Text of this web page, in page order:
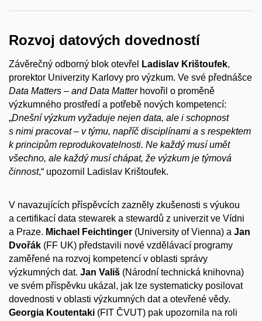
Rozvoj datových dovedností
Závěrečný odborný blok otevřel Ladislav Krištoufek,
prorektor Univerzity Karlovy pro výzkum. Ve své přednášce
Data Matters – and Data Matterhovořil o proměně
výzkumného prostředí a potřebě nových kompetencí:
„Dnešní výzkum vyžaduje nejen data, ale i schopnost
s nimi pracovat – v týmu, napříč disciplínami a s respektem
k principům reprodukovatelnosti. Ne každý musí umět
všechno, ale každý musí chápat, že výzkum je týmová
činnost,“ upozornil Ladislav Krištoufek.
V navazujících příspěvcích zazněly zkušenosti s výukou
a certifikací data stewarek a stewardů z univerzit ve Vídni
a Praze. Michael Feichtinger (University of Vienna) a Jan
Dvořák (FF UK) představili nové vzdělávací programy
zaměřené na rozvoj kompetencí v oblasti správy
výzkumných dat. Jan Vališ (Národní technická knihovna)
ve svém příspěvku ukázal, jak lze systematicky posilovat
dovednosti v oblasti výzkumných dat a otevřené vědy.
Georgia Koutentaki (FIT ČVUT) pak upozornila na roli